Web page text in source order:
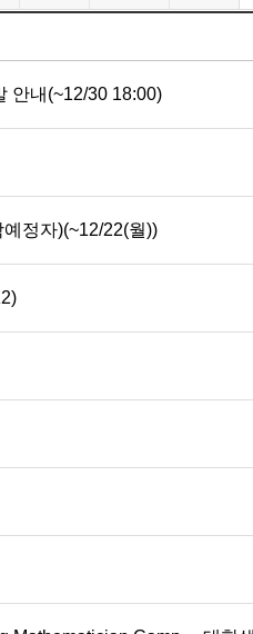
안내(~12/30 18:00)
정자)(~12/22(월))